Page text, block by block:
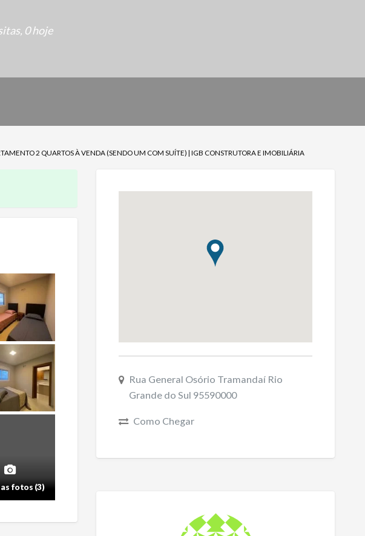
0 hoje
2 QUARTOS À VENDA (SENDO UM COM SUÍTE) | IGB CONSTRUTORA E IMOBILIÁRIA
fotos (3)
Rua General Osório Tramandaí Rio
Grande do Sul 95590000
Como Chegar